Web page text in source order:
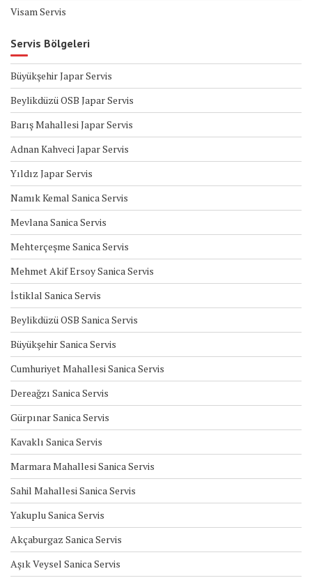
Visam Servis
Servis Bölgeleri
Büyükşehir Japar Servis
Beylikdüzü OSB Japar Servis
Barış Mahallesi Japar Servis
Adnan Kahveci Japar Servis
Yıldız Japar Servis
Namık Kemal Sanica Servis
Mevlana Sanica Servis
Mehterçeşme Sanica Servis
Mehmet Akif Ersoy Sanica Servis
İstiklal Sanica Servis
Beylikdüzü OSB Sanica Servis
Büyükşehir Sanica Servis
Cumhuriyet Mahallesi Sanica Servis
Dereağzı Sanica Servis
Gürpınar Sanica Servis
Kavaklı Sanica Servis
Marmara Mahallesi Sanica Servis
Sahil Mahallesi Sanica Servis
Yakuplu Sanica Servis
Akçaburgaz Sanica Servis
Aşık Veysel Sanica Servis